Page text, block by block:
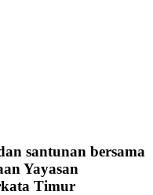
santunan bersama
Yayasan
Timur